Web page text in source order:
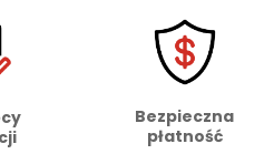
Bezpieczna
płatność